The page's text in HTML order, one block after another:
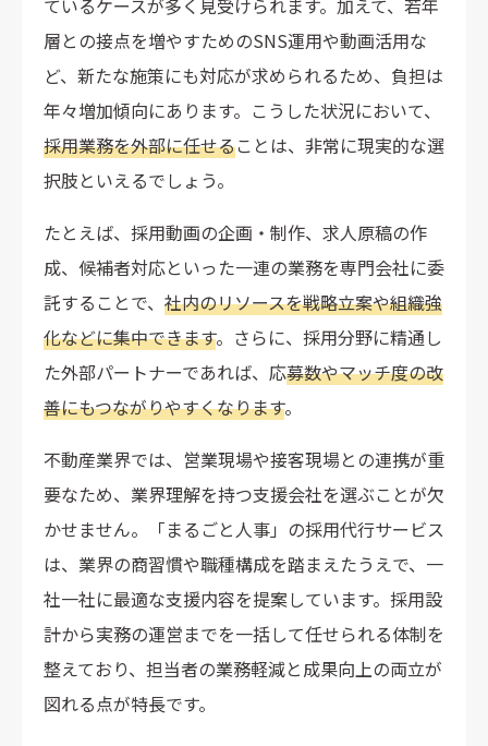
ているケースが多く見受けられます。加えて、若年
層との接点を増やすためのSNS運用や動画活用な
ど、新たな施策にも対応が求められるため、負担は
年々増加傾向にあります。こうした状況において、
採用業務を外部に任せることは、非常に現実的な選
択肢といえるでしょう。
たとえば、採用動画の企画・制作、求人原稿の作
成、候補者対応といった一連の業務を専門会社に委
託することで、 社内のリソースを戦略立案や組織強
化などに集中できます。さらに、採用分野に精通し
た外部パートナーであれば、応募数やマッチ度の改
善にもつながりやすくなります。
不動産業界では、営業現場や接客現場との連携が重
要なため、業界理解を持つ支援会社を選ぶことが欠
かせません。「まるごと人事」の採用代行サービス
は、業界の商習慣や職種構成を踏まえたうえで、一
社一社に最適な支援内容を提案しています。採用設
計から実務の運営までを一括して任せられる体制を
整えており、担当者の業務軽減と成果向上の両立が
図れる点が特長です。